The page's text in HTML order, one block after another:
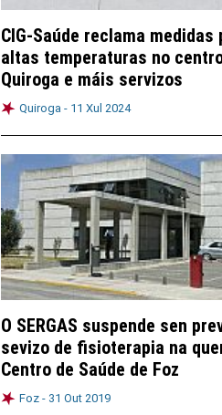
CIG-Saúde reclama
altas temperaturas no
Quiroga e máis servizos
Quiroga - 11 Xul 2024
O SERGAS suspende sen
sevizo de fisioterapia na
Centro de Saúde de Foz
Foz - 31 Out 2019